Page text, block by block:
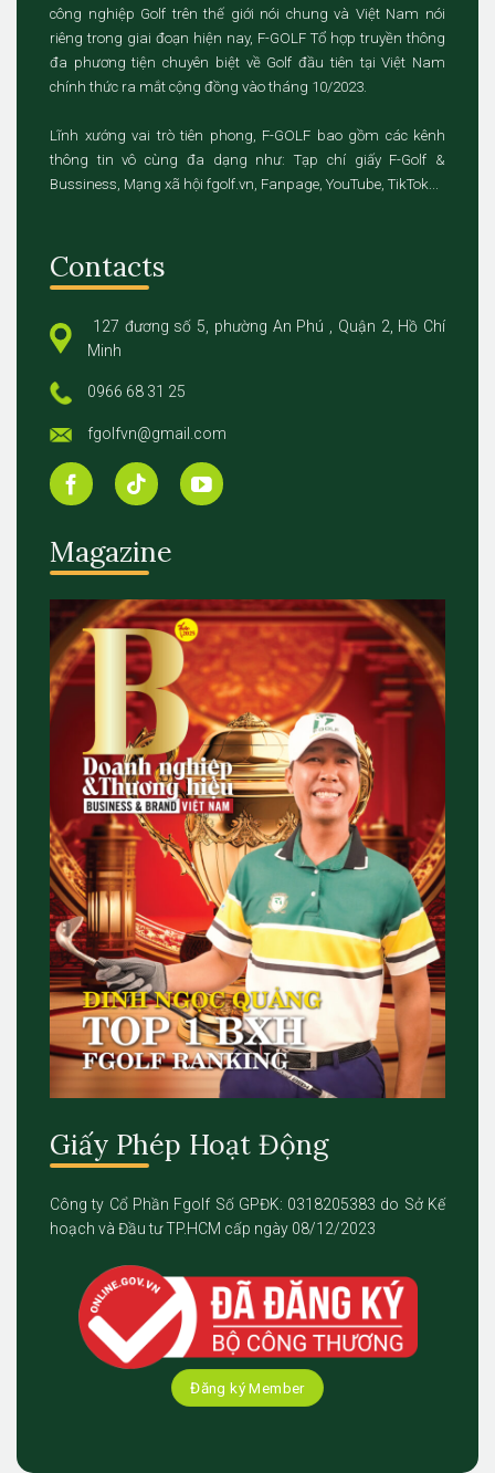
công nghiệp Golf trên thế giới nói chung và Việt Nam nói
riêng trong giai đoạn hiện nay, F-GOLF Tổ hợp truyền thông
đa phương tiện chuyên biệt về Golf đầu tiên tại Việt Nam
chính thức ra mắt cộng đồng vào tháng 10/2023.
Lĩnh xướng vai trò tiên phong, F-GOLF bao gồm các kênh
thông tin vô cùng đa dạng như: Tạp chí giấy F-Golf &
Bussiness, Mạng xã hội fgolf.vn, Fanpage, YouTube, TikTok...
Contacts
127 đương số 5, phường An Phú , Quận 2, Hồ Chí
Minh
0966 68 31 25
fgolfvn@gmail.com
Magazine
Giấy Phép Hoạt Động
Công ty Cổ Phần Fgolf Số GPĐK: 0318205383 do Sở Kế
hoạch và Đầu tư TP.HCM cấp ngày 08/12/2023
Đăng ký Member